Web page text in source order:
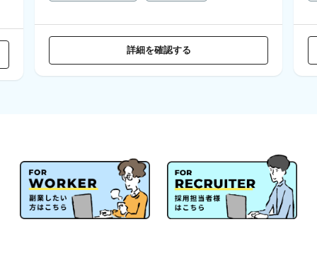
詳細を確認する